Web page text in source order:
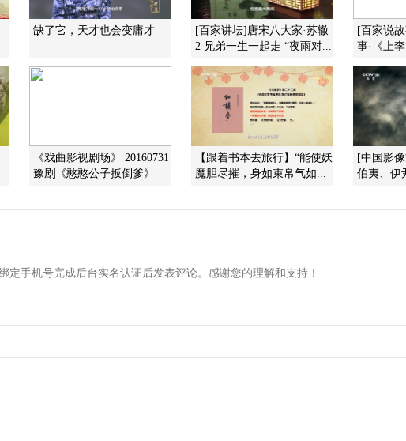
缺了它，天才也会变庸才
[百家讲坛]唐宋八大家·苏辙
2 兄弟一生一起走 “夜雨对...
[百家说
事·《上
《戏曲影视剧场》 20160731
豫剧《憨憨公子扳倒爹》
【跟着书本去旅行】“能使妖
魔胆尽摧，身如束帛气如...
[中国影
伯夷、伊